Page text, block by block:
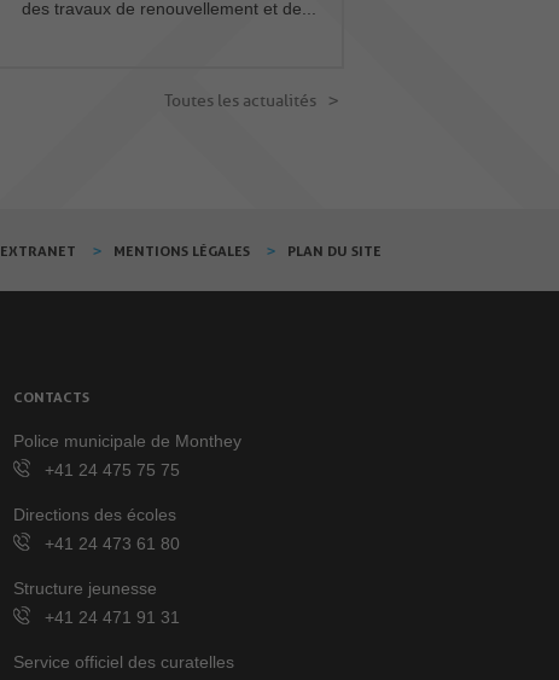
des travaux de renouvellement et de...
Toutes les actualités
EXTRANET MENTIONS LÉGALES PLAN DU SITE
CONTACTS
Police municipale de Monthey
+41 24 475 75 75
Directions des écoles
+41 24 473 61 80
Structure jeunesse
+41 24 471 91 31
Service officiel des curatelles